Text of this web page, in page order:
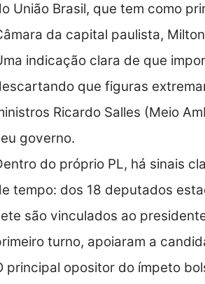
União Brasil, que tem como
da capital paulista,
indicação clara de que
que figuras
Ricardo Salles (Meio
governo.
do próprio PL, há sinais
tempo: dos 18 deputados
são vinculados ao
turno, apoiaram a
principal opositor do ímpeto